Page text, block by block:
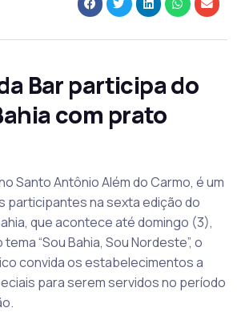
Bar participa do
com prato
Santo Antônio Além do Carmo, é um
participantes na sexta edição do
que acontece até domingo (3),
“Sou Bahia, Sou Nordeste”, o
convida os estabelecimentos a
para serem servidos no período